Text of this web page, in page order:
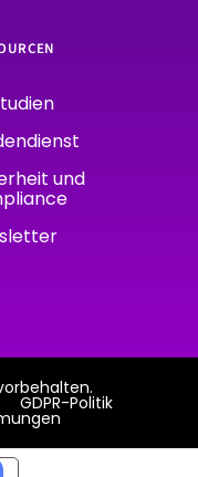
und
GDPR-Politik